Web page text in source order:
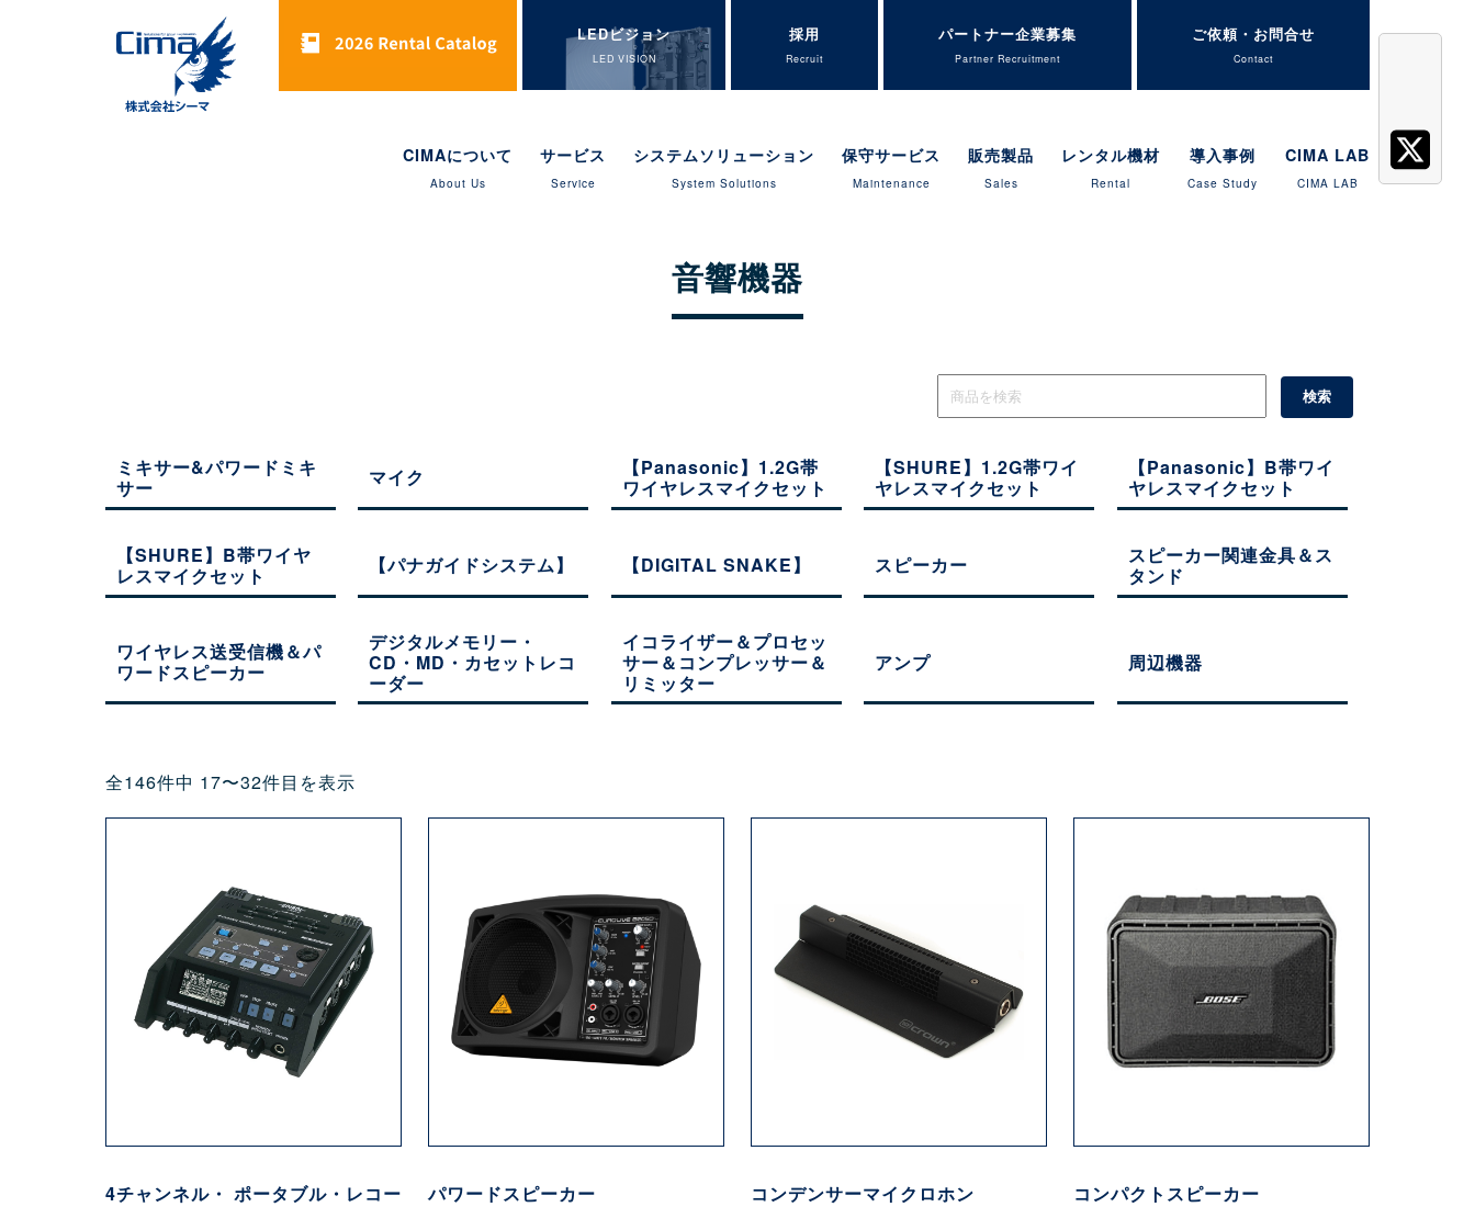
LEDビジョン
LED VISION
採用
Recruit
パートナー企業募集
Partner Recruitment
ご依頼・お問合せ
Contact
CIMAについて
About Us
サービス
Service
システムソリューション
System Solutions
保守サービス
Maintenance
販売製品
Sales
レンタル機材
Rental
導入事例
Case Study
CIMA LAB
CIMA LAB
音響機器
ミキサー&パワードミキ
サー
マイク
【Panasonic】1.2G帯
ワイヤレスマイクセット
【SHURE】1.2G帯ワイ
ヤレスマイクセット
【Panasonic】B帯ワイ
ヤレスマイクセット
【SHURE】B帯ワイヤ
レスマイクセット
【パナガイドシステム】 【DIGITAL SNAKE】 スピーカー
スピーカー関連金具＆ス
タンド
ワイヤレス送受信機＆パ
ワードスピーカー
デジタルメモリー・
CD・MD・カセットレコ
ーダー
イコライザー＆プロセッ
サー＆コンプレッサー＆
リミッター
アンプ 周辺機器
全146件中 17〜32件目を表示
4チャンネル・ ポータブル・レコー
パワードスピーカー コンデンサーマイクロホン コンパクトスピーカー